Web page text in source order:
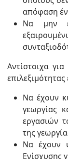
απόφαση
Να μην
Αντίστοιχα
επιλεξιμότητας
Να έχουν
γεωργίας
εργασιών
της
Να έχουν
Ενίσχυσης